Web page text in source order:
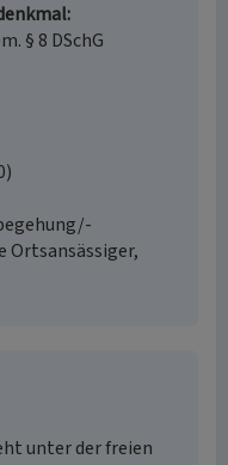
§ 8 DSchG
Ortsansässiger,
unter der freien